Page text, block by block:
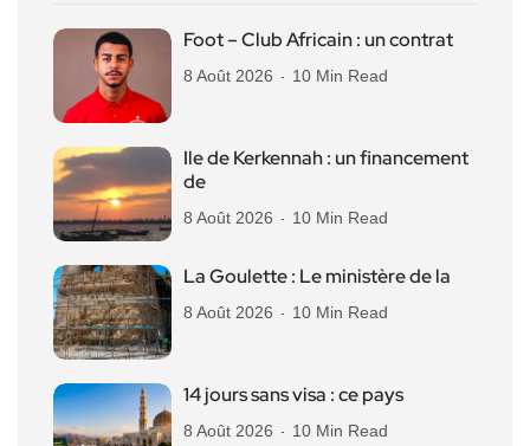
Foot – Club Africain : un contrat
8 Août 2026 10 Min Read
Ile de Kerkennah : un financement
de
8 Août 2026 10 Min Read
La Goulette : Le ministère de la
8 Août 2026 10 Min Read
14 jours sans visa : ce pays
8 Août 2026 10 Min Read